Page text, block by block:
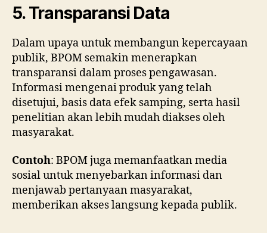
5. Transparansi Data
Dalam upaya untuk membangun kepercayaan
publik, BPOM semakin menerapkan
transparansi dalam proses pengawasan.
Informasi mengenai produk yang telah
disetujui, basis data efek samping, serta hasil
penelitian akan lebih mudah diakses oleh
masyarakat.
Contoh: BPOM juga memanfaatkan media
sosial untuk menyebarkan informasi dan
menjawab pertanyaan masyarakat,
memberikan akses langsung kepada publik.